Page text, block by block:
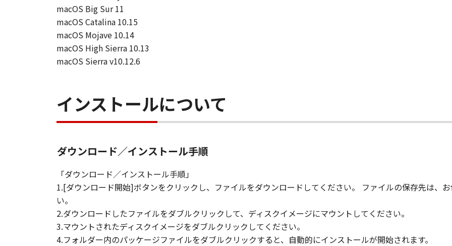
します。
保証の否認・免責
(1) 「本ソフトウエア」は、『現状のまま』の状態で使用許諾されます。キヤノン、キヤノンの関連
店は、「本ソフトウエア」に関して、商品性及び特定の目的への適合性の保証を含め、いかなる保
一切しないものとします。
(2) キヤノン、キヤノンの関連会社、それらの販売代理店及び販売店は、「許諾ソフトウエア」の使
です。
(3) キヤノン、キヤノンの関連会社、それらの販売代理店及び販売店は、「本ソフトウエア」の使用
様の唯一の救済です。
お客様は、日本国政府または関連する外国政府より必要な認可等を得ることなしに「本ソフトウエ
間接に輸出してはなりません。
(1) 本契約は、お客様が「本ソフトウエア」をインストールされた時点で発効し、下記(2)または(3)
ます。
(2) お客様は、「本ソフトウエア」及びその複製物のすべてを廃棄及び消去することにより、本契約
macOS Big Sur 11
macOS Catalina 10.15
macOS Mojave 10.14
macOS High Sierra 10.13
macOS Sierra v10.12.6
インストールについて
ダウンロード／インストール手順
「ダウンロード／インストール手順」
1.[ダウンロード開始]ボタンをクリックし、ファイルをダウンロードしてください。 ファイルの保存先は、
い。
2.ダウンロードしたファイルをダブルクリックして、ディスクイメージにマウントしてください。
3.マウントされたディスクイメージをダブルクリックしてください。
4.フォルダー内のパッケージファイルをダブルクリックすると、自動的にインストールが開始されます。